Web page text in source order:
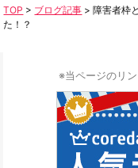
TOP > ブログ記事 >障害者枠
た！？
※当ページのリ